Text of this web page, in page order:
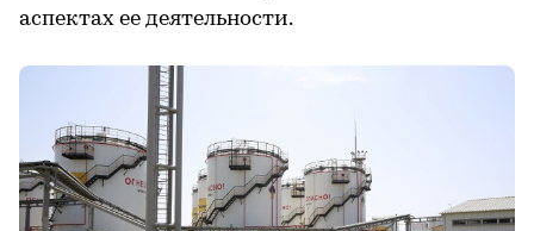
аспектах ее деятельности.